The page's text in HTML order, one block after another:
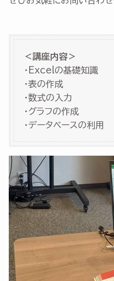
＜講座内容＞
・Excelの基礎知識
・表の作成
・数式の入力
・グラフの作成
・データベースの利用